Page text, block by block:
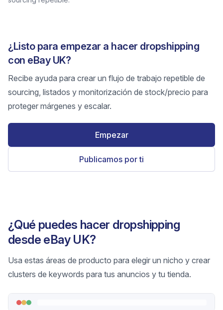
¿Listo para empezar a hacer dropshipping
con eBay UK?
Recibe ayuda para crear un flujo de trabajo repetible de
sourcing, listados y monitorización de stock/precio para
proteger márgenes y escalar.
Empezar
Publicamos por ti
¿Qué puedes hacer dropshipping
desde eBay UK?
Usa estas áreas de producto para elegir un nicho y crear
clusters de keywords para tus anuncios y tu tienda.